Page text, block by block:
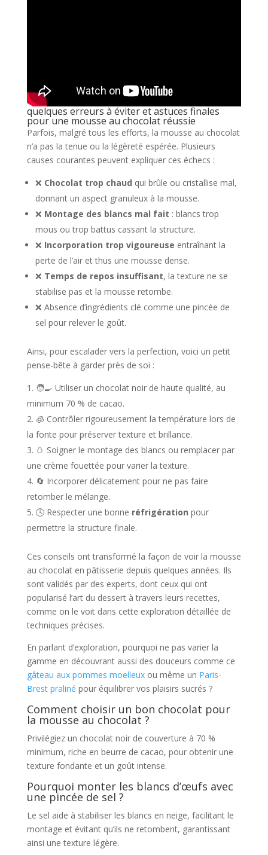
quelques erreurs à éviter et astuces finales
pour une mousse au chocolat réussie
Parfois, malgré tous les efforts, la mousse au chocolat
n’a pas la tenue ou la légèreté espérée. Plusieurs
causes courantes peuvent expliquer ces échecs :
❌ Chocolat trop chaud qui brûle ou cristallise mal,
donnant un aspect granuleux à la mousse.
❌ Montage des blancs mal fait : blancs trop
mous ou trop battus cassant la structure.
❌ Incorporation trop vigoureuse entraînant la
perte de l’air et thus une mousse dense.
❌ Temps de repos insuffisant, la texture ne se
stabilise pas et la mousse retombe.
❌ Absence d’ingrédients clé comme une pincée de
sel pour relever le goût.
Ainsi, pour escalader vers la perfection, voici un petit
pense-bête à garder près de soi :
🧑‍🍳 Utiliser un chocolat noir de haute qualité, au
minimum 70 % de cacao.
🧊 Contrôler rigoureusement la température lors de
la fonte pour préserver texture et brillance.
🥚 Soigner le montage des blancs ou remplacer par
une crème fouettée pour varier la texture.
🔄 Incorporer délicatement pour ne pas faire
retomber le mélange.
🕓 Respecter une bonne réfrigération pour
permettre la structure finale.
Ces conseils ont transformé la façon de voir la mousse
au chocolat en pâtisserie depuis quelques années. Ils
sont validés par des experts, dont ceux qui ont
popularisé l’art du dessert à travers leurs recettes,
comme on le voit dans cette exploration détaillée de
techniques précises.
En parlant d’exploration, pourquoi ne pas varier la
gamme en découvrant aussi des douceurs comme ce
gâteau aux pommes moelleuxou même un Paris-
Brest praliné pour équilibrer vos plaisirs sucrés ?
Comment choisir un bon chocolat pour
la mousse au chocolat ?
Privilégiez un chocolat noir de couverture à 70 %
minimum, riche en beurre de cacao, pour obtenir une
texture fondante et un goût intense.
Pourquoi monter les blancs d’œufs avec
une pincée de sel ?
Le sel aide à stabiliser les blancs en neige, facilitant le
montage et évitant qu’ils ne retombent, garantissant
ainsi une texture légère.